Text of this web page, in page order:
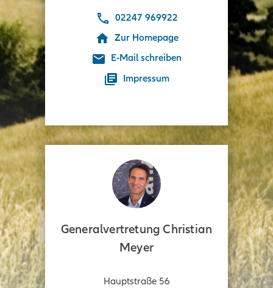
02247 969922
Zur Homepage
E-Mail schreiben
Impressum
Generalvertretung Christian
Meyer
Hauptstraße 56